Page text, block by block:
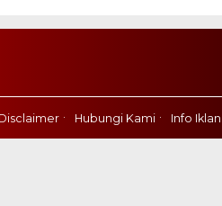
Disclaimer Hubungi Kami Info Iklan